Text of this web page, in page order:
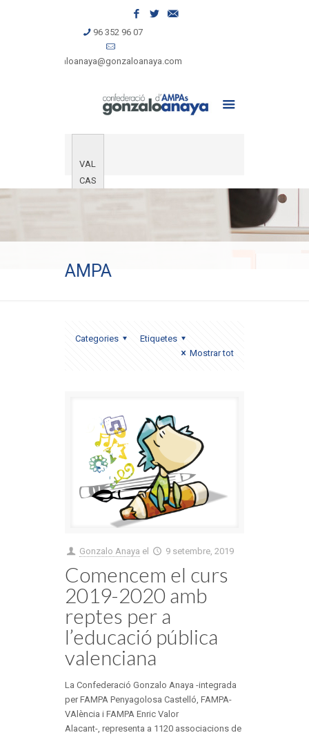
96 352 96 07
gonzaloanaya@gonzaloanaya.com
VAL
CAS
AMPA
Categories
Etiquetes
Mostrar tot
Gonzalo Anaya el 9 setembre, 2019
Comencem el curs
2019-2020 amb
reptes per a
l’educació pública
valenciana
La Confederació Gonzalo Anaya -integrada
per FAMPA Penyagolosa Castelló, FAMPA-
VAlència i FAMPA Enric Valor
Alacant-, representa a 1120 associacions de